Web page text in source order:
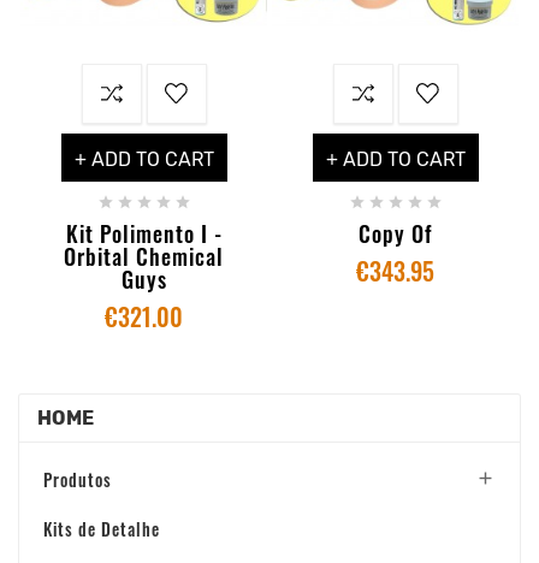
+ ADD TO CART
    
Kit Polimento I -
Orbital Chemical
Guys
€321.00
+ ADD TO CART
    
Copy Of
€343.95
HOME
Produtos 
Kits de Detalhe